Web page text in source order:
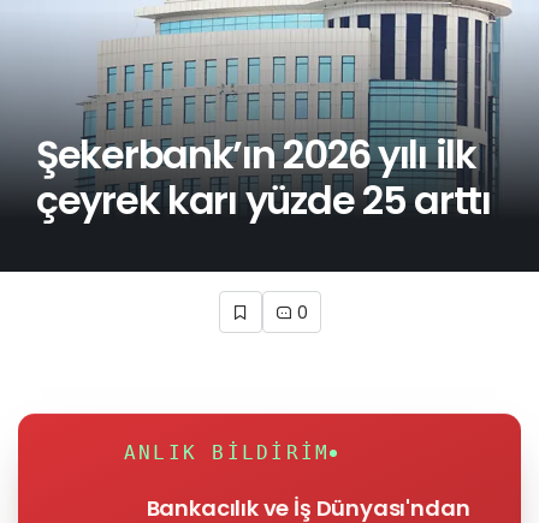
Şekerbank’ın 2026 yılı ilk
çeyrek karı yüzde 25 arttı
0
ANLIK BILDIRIM
Bankacılık ve İş Dünyası'ndan